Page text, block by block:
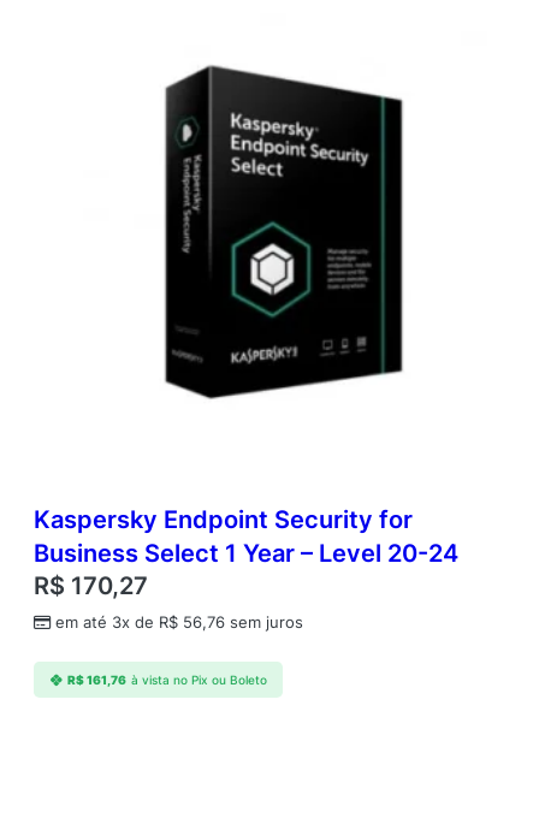
Kaspersky Endpoint Security for
Business Select 1 Year – Level 20-24
R$ 170,27
em até 3x de R$ 56,76 sem juros
R$161,76 à vista no Pix ou Boleto